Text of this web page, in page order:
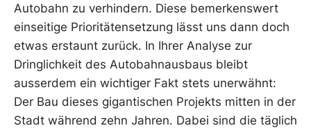
Autobahn zu verhindern. Diese bemerkenswert
einseitige Prioritätensetzung lässt uns dann doch
etwas erstaunt zurück. In Ihrer Analyse zur
Dringlichkeit des Autobahnausbaus bleibt
ausserdem ein wichtiger Fakt stets unerwähnt:
Der Bau dieses gigantischen Projekts mitten in der
Stadt während zehn Jahren. Dabei sind die täglich